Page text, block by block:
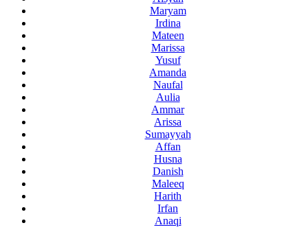
Maryam
Irdina
Mateen
Marissa
Yusuf
Amanda
Naufal
Aulia
Ammar
Arissa
Sumayyah
Affan
Husna
Danish
Maleeq
Harith
Irfan
Anaqi